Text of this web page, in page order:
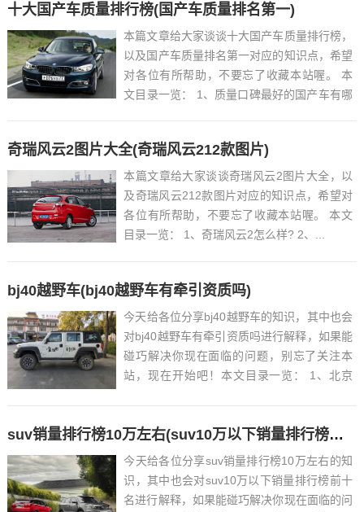
十大国产车质量排行榜(国产车质量排名第一)
本篇文章给大家谈谈十大国产车质量排行榜，
以及国产车质量排名第一对应的知识点，希望
对各位有所帮助，不要忘了收藏本站喔。 本
文目录一览： 1、质量口碑最好的国产车有哪
奇瑞风云2图片大全(奇瑞风云212款图片)
本篇文章给大家谈谈奇瑞风云2图片大全，以
及奇瑞风云212款图片对应的知识点，希望对
各位有所帮助，不要忘了收藏本站喔。 本文
目录一览： 1、奇瑞风云2怎么样? 2、...
bj40越野车(bj40越野车有牵引资质吗)
今天给各位分享bj40越野车的知识，其中也会
对bj40越野车有牵引资质吗进行解释，如果能
碰巧解决你现在面临的问题，别忘了关注本
站，现在开始吧！本文目录一览： 1、北京
suv销量排行榜10万左右(suv10万以下销量排行榜前十名)
今天给各位分享suv销量排行榜10万左右的知
识，其中也会对suv10万以下销量排行榜前十
名进行解释，如果能碰巧解决你现在面临的问